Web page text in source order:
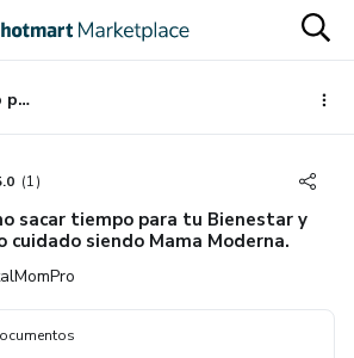
Como sacar tiempo para tu Bienestar y auto cuidado siendo Mama Moderna.
(1)
sacar tiempo para tu Bienestar y
cuidado siendo Mama Moderna.